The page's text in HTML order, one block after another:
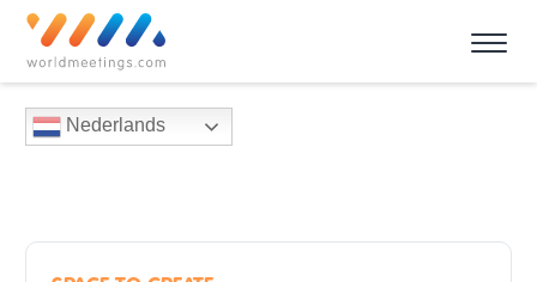
Nederlands